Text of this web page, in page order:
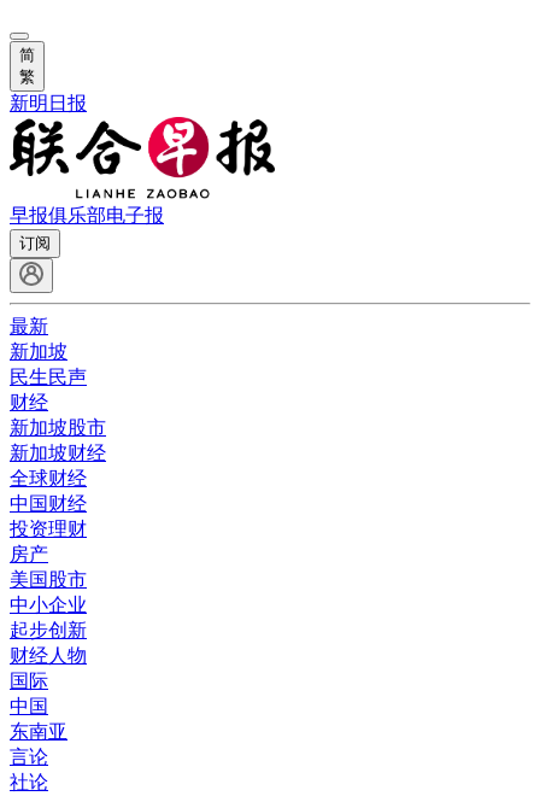
简
繁
新明日报
早报俱乐部电子报
订阅
最新
新加坡
民生民声
财经
新加坡股市
新加坡财经
全球财经
中国财经
投资理财
房产
美国股市
中小企业
起步创新
财经人物
国际
中国
东南亚
言论
社论